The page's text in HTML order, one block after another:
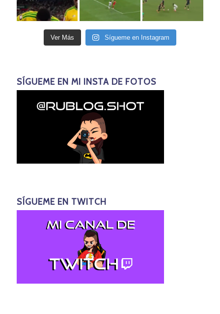
Ver Más Sígueme en Instagram
SÍGUEME EN MI INSTA DE FOTOS
SÍGUEME EN TWITCH